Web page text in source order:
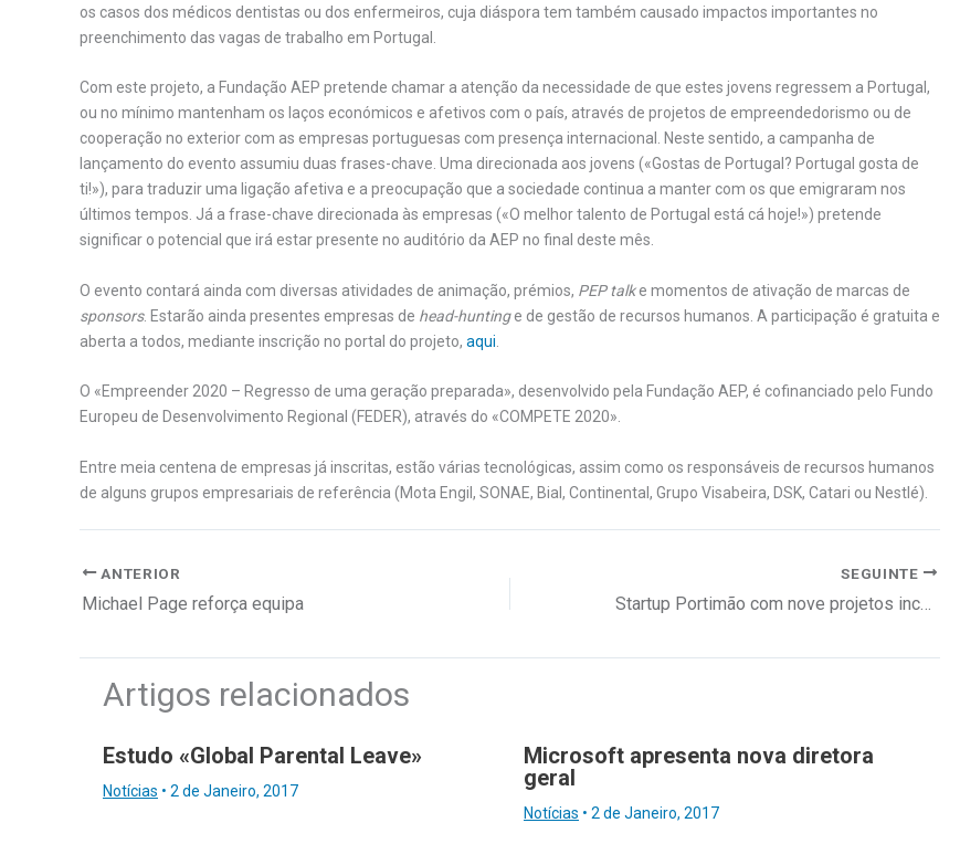
os casos dos médicos dentistas ou dos enfermeiros, cuja diáspora tem também causado impactos importantes no
preenchimento das vagas de trabalho em Portugal.
Com este projeto, a Fundação AEP pretende chamar a atenção da necessidade de que estes jovens regressem a Portugal,
ou no mínimo mantenham os laços económicos e afetivos com o país, através de projetos de empreendedorismo ou de
cooperação no exterior com as empresas portuguesas com presença internacional. Neste sentido, a campanha de
lançamento do evento assumiu duas frases-chave. Uma direcionada aos jovens («Gostas de Portugal? Portugal gosta de
ti!»), para traduzir uma ligação afetiva e a preocupação que a sociedade continua a manter com os que emigraram nos
últimos tempos. Já a frase-chave direcionada às empresas («O melhor talento de Portugal está cá hoje!») pretende
significar o potencial que irá estar presente no auditório da AEP no final deste mês.
O evento contará ainda com diversas atividades de animação, prémios, PEP talke momentos de ativação de marcas de
sponsors. Estarão ainda presentes empresas de head-huntinge de gestão de recursos humanos. A participação é gratuita e
aberta a todos, mediante inscrição no portal do projeto, aqui
O «Empreender 2020 – Regresso de uma geração preparada», desenvolvido pela Fundação AEP, é cofinanciado pelo Fundo
Europeu de Desenvolvimento Regional (FEDER), através do «COMPETE 2020».
Entre meia centena de empresas já inscritas, estão várias tecnológicas, assim como os responsáveis de recursos humanos
de alguns grupos empresariais de referência (Mota Engil, SONAE, Bial, Continental, Grupo Visabeira, DSK, Catari ou Nestlé).
ANTERIOR
Michael Page reforça equipa
SEGUINTE
Startup Portimão com nove projetos incubados
Artigos relacionados
Estudo «Global Parental Leave»
Notícias • 2 de Janeiro, 2017
Microsoft apresenta nova diretora
geral
Notícias • 2 de Janeiro, 2017